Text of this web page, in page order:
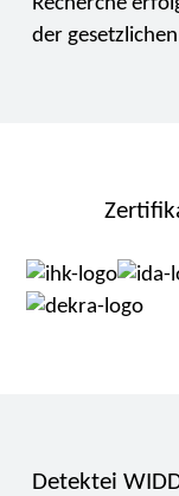
der
Detektei